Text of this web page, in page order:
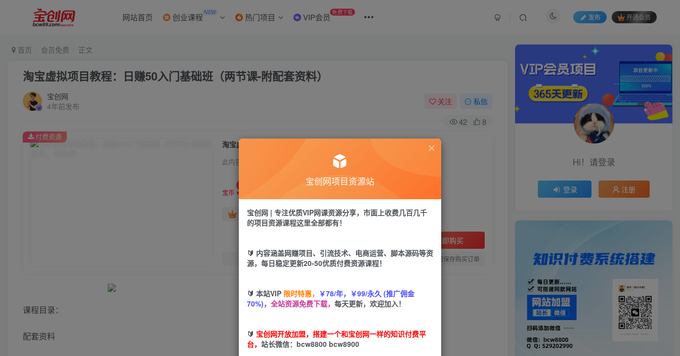
网站首页 创业课程 NEW 热门项目 VIP会员 免费下载
发布 开通会员
首页 会员免费 正文
淘宝虚拟项目教程：日赚50入门基础班（两节课-附配套资料）
宝创网
4年前发布
关注 私信
42 8
淘宝虚拟项目教程：日赚50入门基础班（两节课-附配套资料）
此内容为付费资源，请付费后查看
宝币 9.9
年卡会员免费 永久会员免费
立即购买
您当前未登录！建议登陆后购买，可保存购买订单
付费资源
课程目录：
配套资料
Hi！请登录
登录 注册
宝创网项目资源站
宝创网 | 专注优质VIP网课资源分享，市面上收费几百几千
的项目资源课程这里全部都有！
🔰 内容涵盖网赚项目、引流技术、电商运营、脚本源码等资
源，每日稳定更新20-50优质付费资源课程！
🔰 本站VIP 限时特惠， ￥78/年，￥99/永久 (推广佣金
70%)， 全站资源免费下载， 每天更新，欢迎加入！
🔰 宝创网开放加盟，搭建一个和宝创网一样的知识付费平
台， 站长微信：bcw8800 bcw8900